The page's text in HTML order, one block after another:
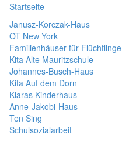
Startseite
Janusz-Korczak-Haus
OT New York
Familienhäuser für Flüchtlinge
Kita Alte Mauritzschule
Johannes-Busch-Haus
Kita Auf dem Dorn
Klaras Kinderhaus
Anne-Jakobi-Haus
Ten Sing
Schulsozialarbeit